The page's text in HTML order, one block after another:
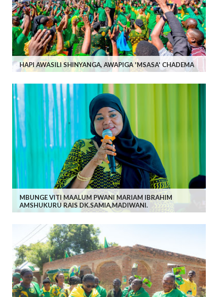
HAPI AWASILI SHINYANGA, AWAPIGA 'MSASA' CHADEMA
MBUNGE VITI MAALUM PWANI MARIAM IBRAHIM
AMSHUKURU RAIS DK.SAMIA,MADIWANI.